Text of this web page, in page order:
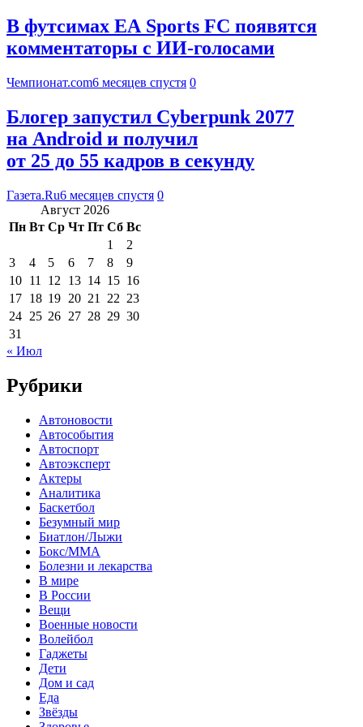
В футсимах EA Sports FC появятся
комментаторы с ИИ-голосами
Чемпионат.com6 месяцев спустя 0
Блогер запустил Cyberpunk 2077
на Android и получил
от 25 до 55 кадров в секунду
Газета.Ru6 месяцев спустя 0
Август 2026
Пн Вт Ср Чт Пт Сб Вс
1
2
3
4 5 6 7 8
9
10 11 12 13 14 15 16
17 18 19 20 21 22 23
24 25 26 27 28 29 30
31
« Июл
Рубрики
Автоновости
Автособытия
Автоспорт
Автоэксперт
Актеры
Аналитика
Баскетбол
Безумный мир
Биатлон/Лыжи
Бокс/MMA
Болезни и лекарства
В мире
В России
Вещи
Военные новости
Волейбол
Гаджеты
Дети
Дом и сад
Еда
Звёзды